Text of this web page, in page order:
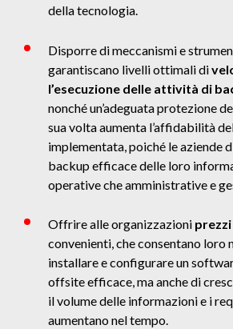
della tecnologia.
Disporre di meccanismi e
garantiscano livelli ottimali di
l’esecuzione delle attività di
nonché un’adeguata protezione
sua volta aumenta l’affidabilità
implementata, poiché le aziende
backup efficace delle loro
operative che amministrative e
Offrire alle organizzazioni
convenienti, che consentano loro
installare e configurare un
offsite efficace, ma anche di
il volume delle informazioni e i
aumentano nel tempo.